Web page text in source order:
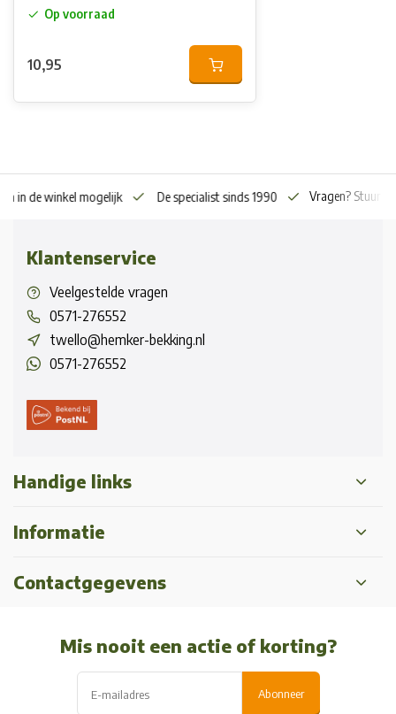
Op voorraad
10,95
in de winkel mogelijk De specialist sinds 1990 Vragen? Stuur
Klantenservice
Veelgestelde vragen
0571-276552
twello@hemker-bekking.nl
0571-276552
Handige links
Informatie
Contactgegevens
Mis nooit een actie of korting?
Abonneer